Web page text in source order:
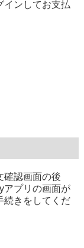
インしてお支払
確認画面の後
アプリの画面が
続きをしてくだ